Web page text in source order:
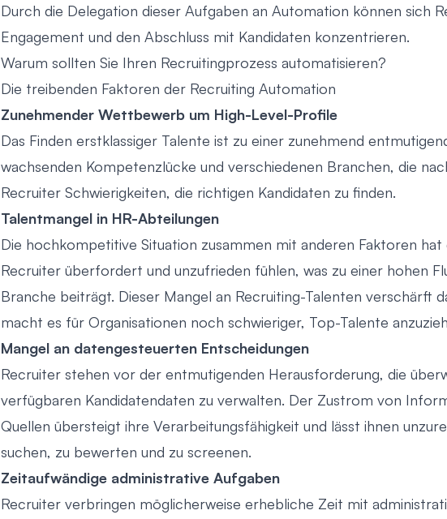
Durch die Delegation dieser Aufgaben an Automation können sich
Engagement und den Abschluss mit Kandidaten konzentrieren.
Warum sollten Sie Ihren Recruitingprozess automatisieren?
Die treibenden Faktoren der Recruiting Automation
Zunehmender Wettbewerb um High-Level-Profile
Das Finden erstklassiger Talente ist zu einer zunehmend
wachsenden Kompetenzlücke und verschiedenen Branchen, die
Recruiter Schwierigkeiten, die richtigen Kandidaten zu finden.
Talentmangel in HR-Abteilungen
Die hochkompetitive Situation zusammen mit anderen Faktoren hat
Recruiter überfordert und unzufrieden fühlen, was zu einer hohen
Branche beiträgt. Dieser Mangel an Recruiting-Talenten verschärft
macht es für Organisationen noch schwieriger, Top-Talente
Mangel an datengesteuerten Entscheidungen
Recruiter stehen vor der entmutigenden Herausforderung, die
verfügbaren Kandidatendaten zu verwalten. Der Zustrom von
Quellen übersteigt ihre Verarbeitungsfähigkeit und lässt ihnen
suchen, zu bewerten und zu screenen.
Zeitaufwändige administrative Aufgaben
Recruiter verbringen möglicherweise erhebliche Zeit mit